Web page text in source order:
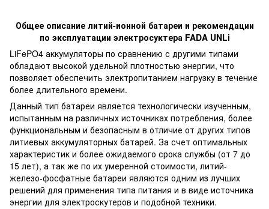
Общее описание литий-ионной батареи и рекомендации
по эксплуатации электросуктера FADA UNLi
LiFePO4 аккумуляторы по сравнению с другими типами
обладают высокой удельной плотностью энергии, что
позволяет обеспечить электропитанием нагрузку в течение
более длительного времени.
Данный тип батареи является технологически изученным,
испытанным на различных источниках потребления, более
функциональным и безопасным в отличие от других типов
литиевых аккумуляторных батарей. За счет оптимальных
характеристик и более ожидаемого срока службы (от 7 до
15 лет), а так же по их умеренной стоимости, литий-
железо-фосфатные батареи являются одним из лучших
решений для применения типа питания и в виде источника
энергии для электроскутеров и подобной техники.